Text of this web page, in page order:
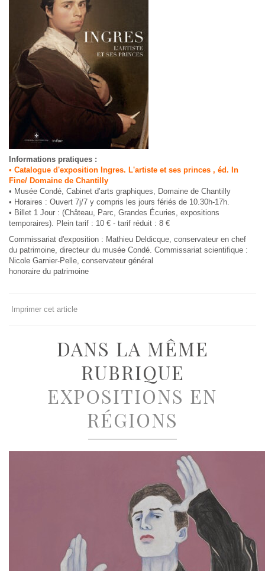
Informations pratiques :
• Catalogue d'exposition Ingres. L'artiste et ses princes , éd. In
Fine/ Domaine de Chantilly
• Musée Condé, Cabinet d’arts graphiques, Domaine de Chantilly
• Horaires : Ouvert 7j/7 y compris les jours fériés de 10.30h-17h.
• Billet 1 Jour : (Château, Parc, Grandes Écuries, expositions
temporaires). Plein tarif : 10 € - tarif réduit : 8 €
Commissariat d'exposition : Mathieu Deldicque, conservateur en chef
du patrimoine, directeur du musée Condé. Commissariat scientifique :
Nicole Garnier-Pelle, conservateur général
honoraire du patrimoine
Imprimer cet article
DANS LA MÊME
RUBRIQUE
EXPOSITIONS EN
RÉGIONS